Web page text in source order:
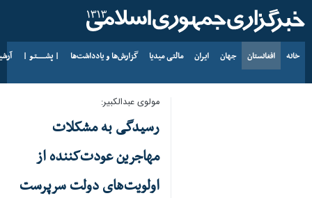
خانه افغانستان جهان ایران مالتی میدیا گزارش‌ها و یادداشت‌ها | پشــــــتـو |
مولوی عبدالکبیر:
رسیدگی به مشکلات
مهاجرین عودت‌کننده از
اولویت‌های دولت سرپرست